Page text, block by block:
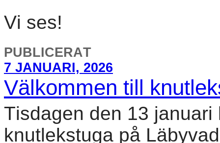
Vi ses!
PUBLICERAT
7 JANUARI, 2026
Välkommen till
Tisdagen den 13
knutlekstuga på